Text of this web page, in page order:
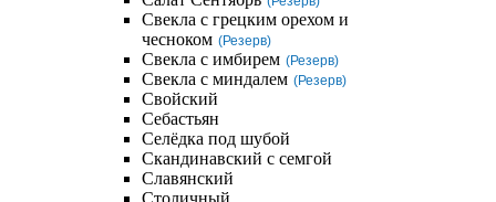
Свекла с грецким орехом и
чесноком (Резерв)
Свекла с имбирем (Резерв)
Свекла с миндалем (Резерв)
Свойский
Себастьян
Селёдка под шубой
Скандинавский с семгой
Славянский
Столичный